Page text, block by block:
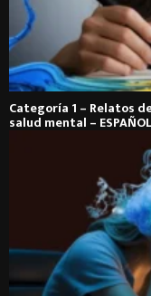
Categoría 1 – Relatos
salud mental – ESPAÑOL